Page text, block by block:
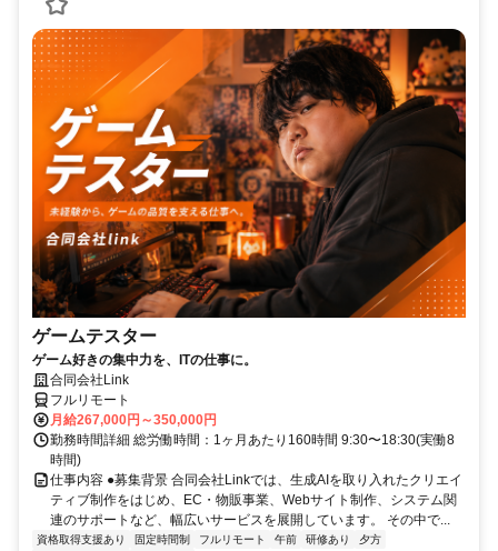
ゲームテスター
ゲーム好きの集中力を、ITの仕事に。
合同会社Link
フルリモート
月給267,000円～350,000円
勤務時間詳細 総労働時間：1ヶ月あたり160時間 9:30〜18:30(実働8
時間)
仕事内容 ●募集背景 合同会社Linkでは、生成AIを取り入れたクリエイ
ティブ制作をはじめ、EC・物販事業、Webサイト制作、システム関
連のサポートなど、幅広いサービスを展開しています。 その中で...
資格取得支援あり 固定時間制 フルリモート 午前 研修あり
夕方